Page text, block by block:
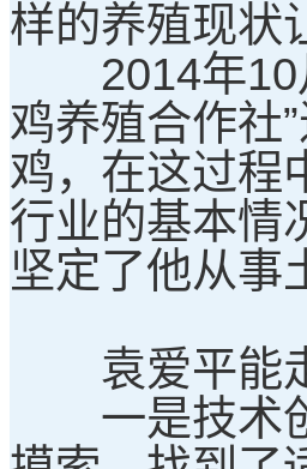
样的养殖现状
2014年10月
鸡养殖合作社
鸡，在这过程
行业的基本情
坚定了他从事
袁爱平能走
一是技术创